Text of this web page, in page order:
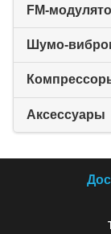
FM-
Шумо-
Аксессуары